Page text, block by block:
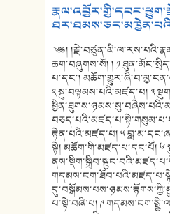
༄༅།
ཆག་བཞུགས་སོ། ། ༡
པ་དང་།
༢ སྐུ་བལྟམས་པའི་མཛད་པ། ༣
རྟེན་པའི་མཛད་པ། ༥
སྟེ། མཆོག་གི་མཛད་པ་དང་པོ། ༦
པ་སྟེ་བཞི་པ། ༩